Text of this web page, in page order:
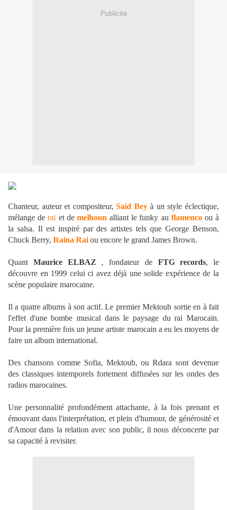
Publicité
Chanteur, auteur et compositeur,Said Beyà un style éclectique,
mélange derai et de melhoun alliant le funky au flamencoou à
la salsa. Il est inspiré par des artistes tels que George Benson,
Chuck Berry, Raina Rai ou encore le grand James Brown.
Quant Maurice ELBAZ , fondateur de FTG records, le
découvre en 1999 celui ci avez déjà une solide expérience de la
scène populaire marocaine.
Il a quatre albums à son actif. Le premier Mektoub sortie en à fait
l'effet d'une bombe musical dans le paysage du rai Marocain.
Pour la première fois un jeune artiste marocain a eu les moyens de
faire un album international.
Des chansons comme Sofia, Mektoub, ou Rdara sont devenue
des classiques intemporels fortement diffusées sur les ondes des
radios marocaines.
Une personnalité profondément attachante, à la fois prenant et
émouvant dans l'interprétation, et plein d'humour, de générosité et
d'Amour dans la relation avec son public, il nous déconcerte par
sa capacité à revisiter.